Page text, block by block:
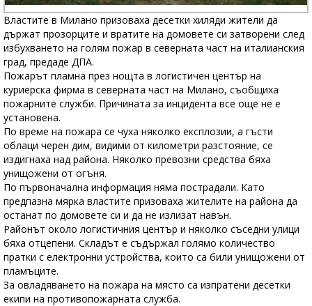
Властите в Милано призоваха десетки хиляди жители да
държат прозорците и вратите на домовете си затворени след
избухването на голям пожар в северната част на италианския
град, предаде ДПА.
Пожарът пламна през нощта в логистичен център на
куриерска фирма в северната част на Милано, съобщиха
пожарните служби. Причината за инцидента все още не е
установена.
По време на пожара се чуха няколко експлозии, а гъсти
облаци черен дим, видими от километри разстояние, се
издигнаха над района. Няколко превозни средства бяха
унищожени от огъня.
По първоначална информация няма пострадали. Като
предпазна мярка властите призоваха жителите на района да
останат по домовете си и да не излизат навън.
Районът около логистичния център и няколко съседни улици
бяха отцепени. Складът е съдържал голямо количество
пратки с електронни устройства, които са били унищожени от
пламъците.
За овладяването на пожара на място са изпратени десетки
екипи на противопожарната служба.